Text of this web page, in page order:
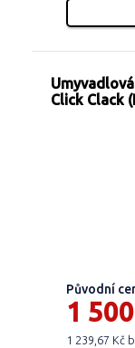
Click Clack
Původní
1
1 239,67 Kč